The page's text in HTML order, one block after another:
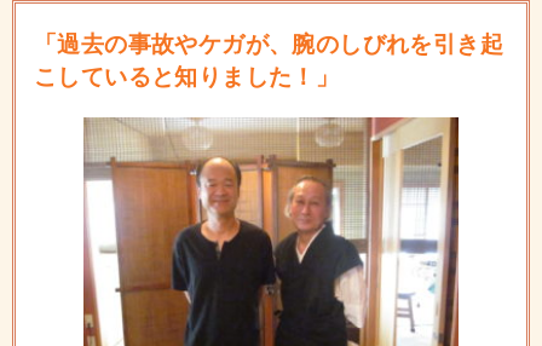
「過去の事故やケガが、腕のしびれを引き起
こしていると知りました！」